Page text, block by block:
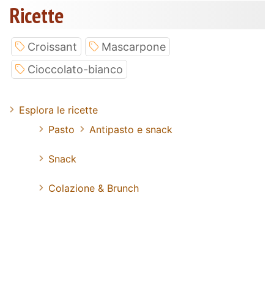
Ricette
Croissant
Mascarpone
Cioccolato-bianco
Esplora le ricette
Pasto
Antipasto e snack
Snack
Colazione & Brunch